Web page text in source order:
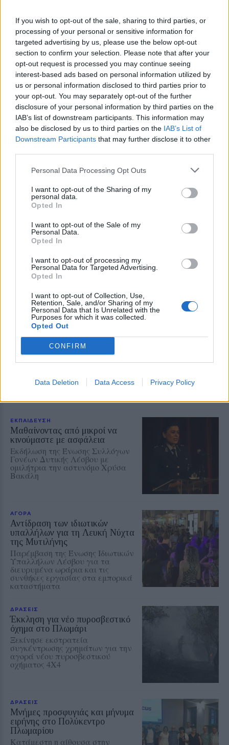
If you wish to opt-out of the sale, sharing to third parties, or
processing of your personal or sensitive information for
targeted advertising by us, please use the below opt-out
section to confirm your selection. Please note that after your
opt-out request is processed you may continue seeing
interest-based ads based on personal information utilized by
us or personal information disclosed to third parties prior to
your opt-out. You may separately opt-out of the further
disclosure of your personal information by third parties on the
IAB’s list of downstream participants. This information may
also be disclosed by us to third parties on the IAB’s List of
Downstream Participants that may further disclose it to other
Personal Data Processing Opt Outs
I want to opt-out of the Sharing of my
personal data.
Opted In
I want to opt-out of the Sale of my
Personal Data.
Opted In
I want to opt-out of processing my
Personal Data for Targeted Advertising.
Opted In
I want to opt-out of Collection, Use,
Retention, Sale, and/or Sharing of my
Personal Data that Is Unrelated with the
Purposes for which it was collected.
Opted Out
CONFIRM
Data Deletion Data Access Privacy Policy
ΡΕΠΟΡΤΑΖ ΔΡΑΣΕΙΣ
Για τον «πυρηνικό εφιάλτη»
προειδοποίησε η Επιτροπή
ειρήνης Λέσβου
Μια συγκέντρωση γεμάτη
μηνύματα και νοήματα για τον
πόλεμο και την ειρήνη
ΑΣΤΥΝΟΜΙΑ
Δικογραφία σε βάρος 23χρονου
για τροχαίο στην Πέτρα
Το αυτοκίνητο προσέκρουσε σε
μπάρες – Ο οδηγός φέρεται να
Εκπαιδευτικοί του Πρότυπου
ΓΕΛ Μυτιλήνης σε πρόγραμμα
Erasmus+ στην Κρακοβία
Επιμόρφωση σε σύγχρονες
παιδαγωγικές μεθόδους,
εφαρμογές τεχνητής νοημοσύνης
και πρακτικές συμπεριληπτικής
εκπαίδευσης
ΔΡΑΣΕΙΣ
Η Λέσβος στη Διεθνή
Κατασκήνωση Νέων των
Παγκόσμιων Γεωπάρκων
UNESCO
Μαθητές του Πρότυπου ΓΕΛ
Απολιθωμένο Δάσος και τη
συμβολή του στη μελέτη της
ΕΚΠΑΙΔΕΥΣΗ
Μαθαίνοντας από μικροί να
κινούμαστε με ασφάλεια
Εκδήλωση της Ένωσης Συλλόγων
Γονέων Δυτικής Λέσβου με
ομιλήτρια την αστυνόμο Χρύσα
Βακάλη
ΑΓΟΡΑ
Αντίδραση των ιδιωτικών
υπαλλήλων για τη Λευκή Νύχτα
της Μυτιλήνης
Παρέμβαση της Ένωσης Ιδιωτικών
Υπαλλήλων Λέσβου για τα
διευρυμένα ωράρια και τις
συνθήκες εργασίας στα εμπορικά
καταστήματα
ΔΡΑΣΕΙΣ
Έκκληση για νέο πυροσβεστικό
όχημα στο Πλωμάρι
Ξεκίνησε εκστρατεία
συγκέντρωσης χρημάτων για την
αγορά νέου πυροσβεστικού
οχήματος 4Χ4
ΔΡΑΣΕΙΣ
Μνήμες προσφυγιάς και μήνυμα
ειρήνης στο Πολύκεντρο
Πλωμαρίου
Κατάμεστη η αίθουσα στην